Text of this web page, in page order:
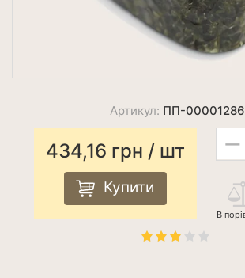
Артикул: ПП-00001286
434,16 грн / шт
Купити
−